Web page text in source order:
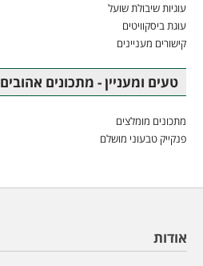
עוגיות שיבולת שועל
עוגת ביסקוויטים
קישורים מעניינים
טעים ומעניין - מתכונים אהובים
מתכונים מומלצים
פנקייק טבעוני מושלם
אודות